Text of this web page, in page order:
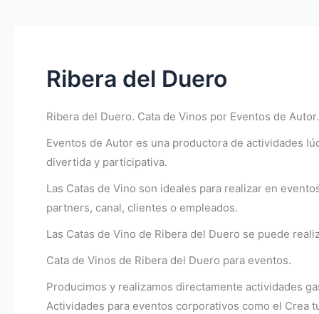
Ribera del Duero
Ribera del Duero. Cata de Vinos por Eventos de Autor.
Eventos de Autor es una productora de actividades
divertida y participativa.
Las Catas de Vino son ideales para realizar en
partners, canal, clientes o empleados.
Las Catas de Vino de Ribera del Duero se puede
Cata de Vinos de Ribera del Duero para eventos.
Producimos y realizamos directamente actividades
Actividades para eventos corporativos como el Crea